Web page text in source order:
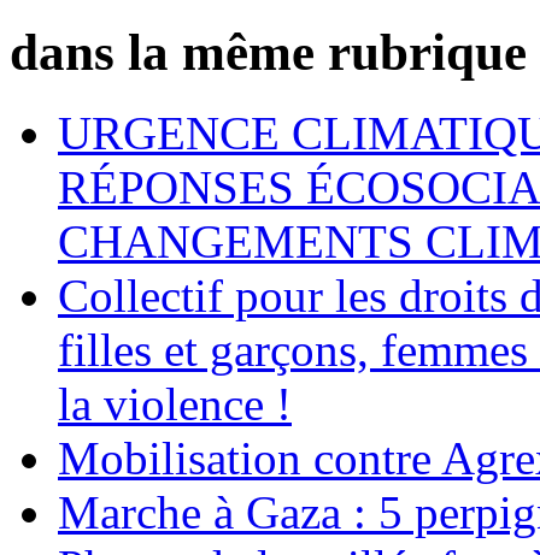
dans la même rubrique
URGENCE
RÉPONSES
CHANGEMENTS
Collectif pour les droits
filles et garçons,
la violence !
Mobilisation contre
Marche à Gaza : 5